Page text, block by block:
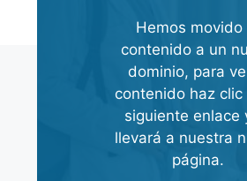
Hemos movido
contenido a un
dominio, para
contenido haz clic
siguiente enlace
llevará a nuestra
página.